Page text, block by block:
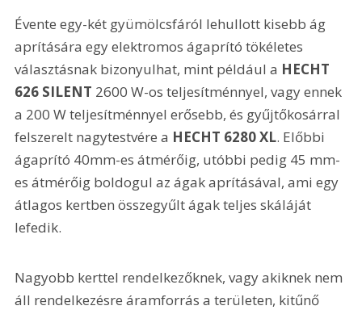
Évente egy-két gyümölcsfáról lehullott kisebb ág
aprítására egy elektromos ágaprító tökéletes
választásnak bizonyulhat, mint például a HECHT
626 SILENT 2600 W-os teljesítménnyel, vagy ennek
a 200 W teljesítménnyel erősebb, és gyűjtőkosárral
felszerelt nagytestvére a HECHT 6280 XL. Előbbi
ágaprító 40mm-es átmérőig, utóbbi pedig 45 mm-
es átmérőig boldogul az ágak aprításával, ami egy
átlagos kertben összegyűlt ágak teljes skáláját
lefedik.
Nagyobb kerttel rendelkezőknek, vagy akiknek nem
áll rendelkezésre áramforrás a területen, kitűnő